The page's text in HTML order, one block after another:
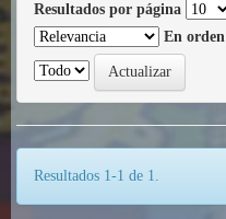
Resultados por página
En orden
Resultados 1-1 de 1.